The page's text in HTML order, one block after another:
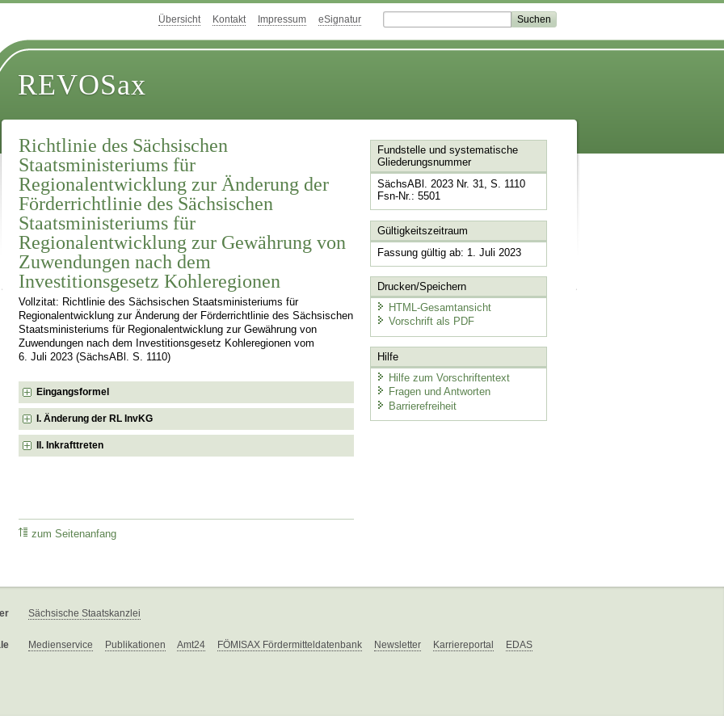
Übersicht Kontakt Impressum eSignatur
REVOSax
Richtlinie des Sächsischen
Staatsministeriums für
Regionalentwicklung zur Änderung der
Förderrichtlinie des Sächsischen
Staatsministeriums für
Regionalentwicklung zur Gewährung von
Zuwendungen nach dem
Investitionsgesetz Kohleregionen
Vollzitat: Richtlinie des Sächsischen Staatsministeriums für
Regionalentwicklung zur Änderung der Förderrichtlinie des Sächsischen
Staatsministeriums für Regionalentwicklung zur Gewährung von
Zuwendungen nach dem Investitionsgesetz Kohleregionen vom
6. Juli 2023 (SächsABl. S. 1110)
Eingangsformel
I. Änderung der RL InvKG
II. Inkrafttreten
zum Seitenanfang
Fundstelle und systematische
Gliederungsnummer
SächsABl. 2023 Nr. 31, S. 1110
Fsn-Nr.: 5501
Gültigkeitszeitraum
Fassung gültig ab: 1. Juli 2023
Drucken/Speichern
HTML-Gesamtansicht
Vorschrift als PDF
Hilfe
Hilfe zum Vorschriftentext
Fragen und Antworten
Barrierefreiheit
Sächsische Staatskanzlei
Medienservice Publikationen Amt24 FÖMISAX Fördermitteldatenbank Newsletter Karriereportal EDAS